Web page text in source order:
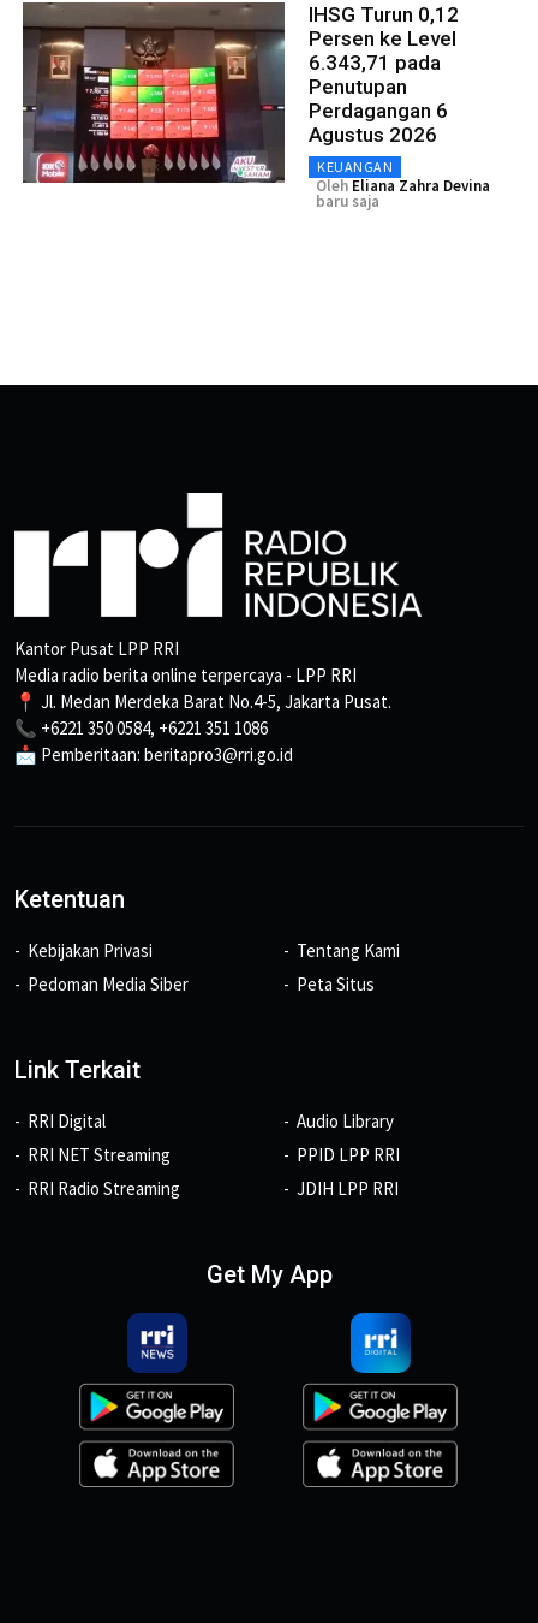
IHSG Turun 0,12
Persen ke Level
6.343,71 pada
Penutupan
Perdagangan 6
Agustus 2026
KEUANGAN
Oleh Eliana Zahra Devina
baru saja
Kantor Pusat LPP RRI
Media radio berita online terpercaya - LPP RRI
📍 Jl. Medan Merdeka Barat No.4-5, Jakarta Pusat.
📞 +6221 350 0584, +6221 351 1086
📩 Pemberitaan: beritapro3@rri.go.id
Ketentuan
Kebijakan Privasi
Pedoman Media Siber
Tentang Kami
Peta Situs
Link Terkait
RRI Digital
RRI NET Streaming
RRI Radio Streaming
Audio Library
PPID LPP RRI
JDIH LPP RRI
Get My App